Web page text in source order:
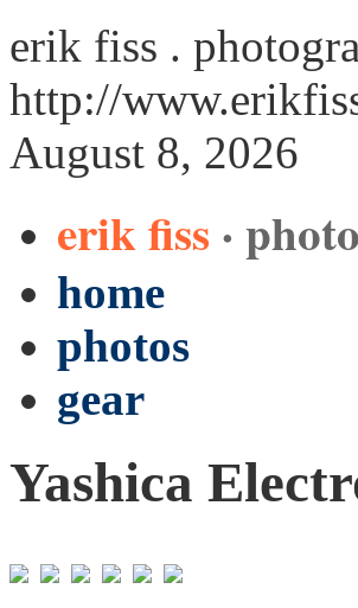
erik fiss .
http://
August 8, 2026
erik fiss ·
home
photos
gear
Yashica